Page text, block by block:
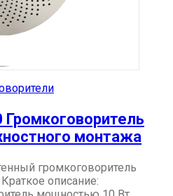
Громкоговоритель
монтажа
громкоговоритель
описание: